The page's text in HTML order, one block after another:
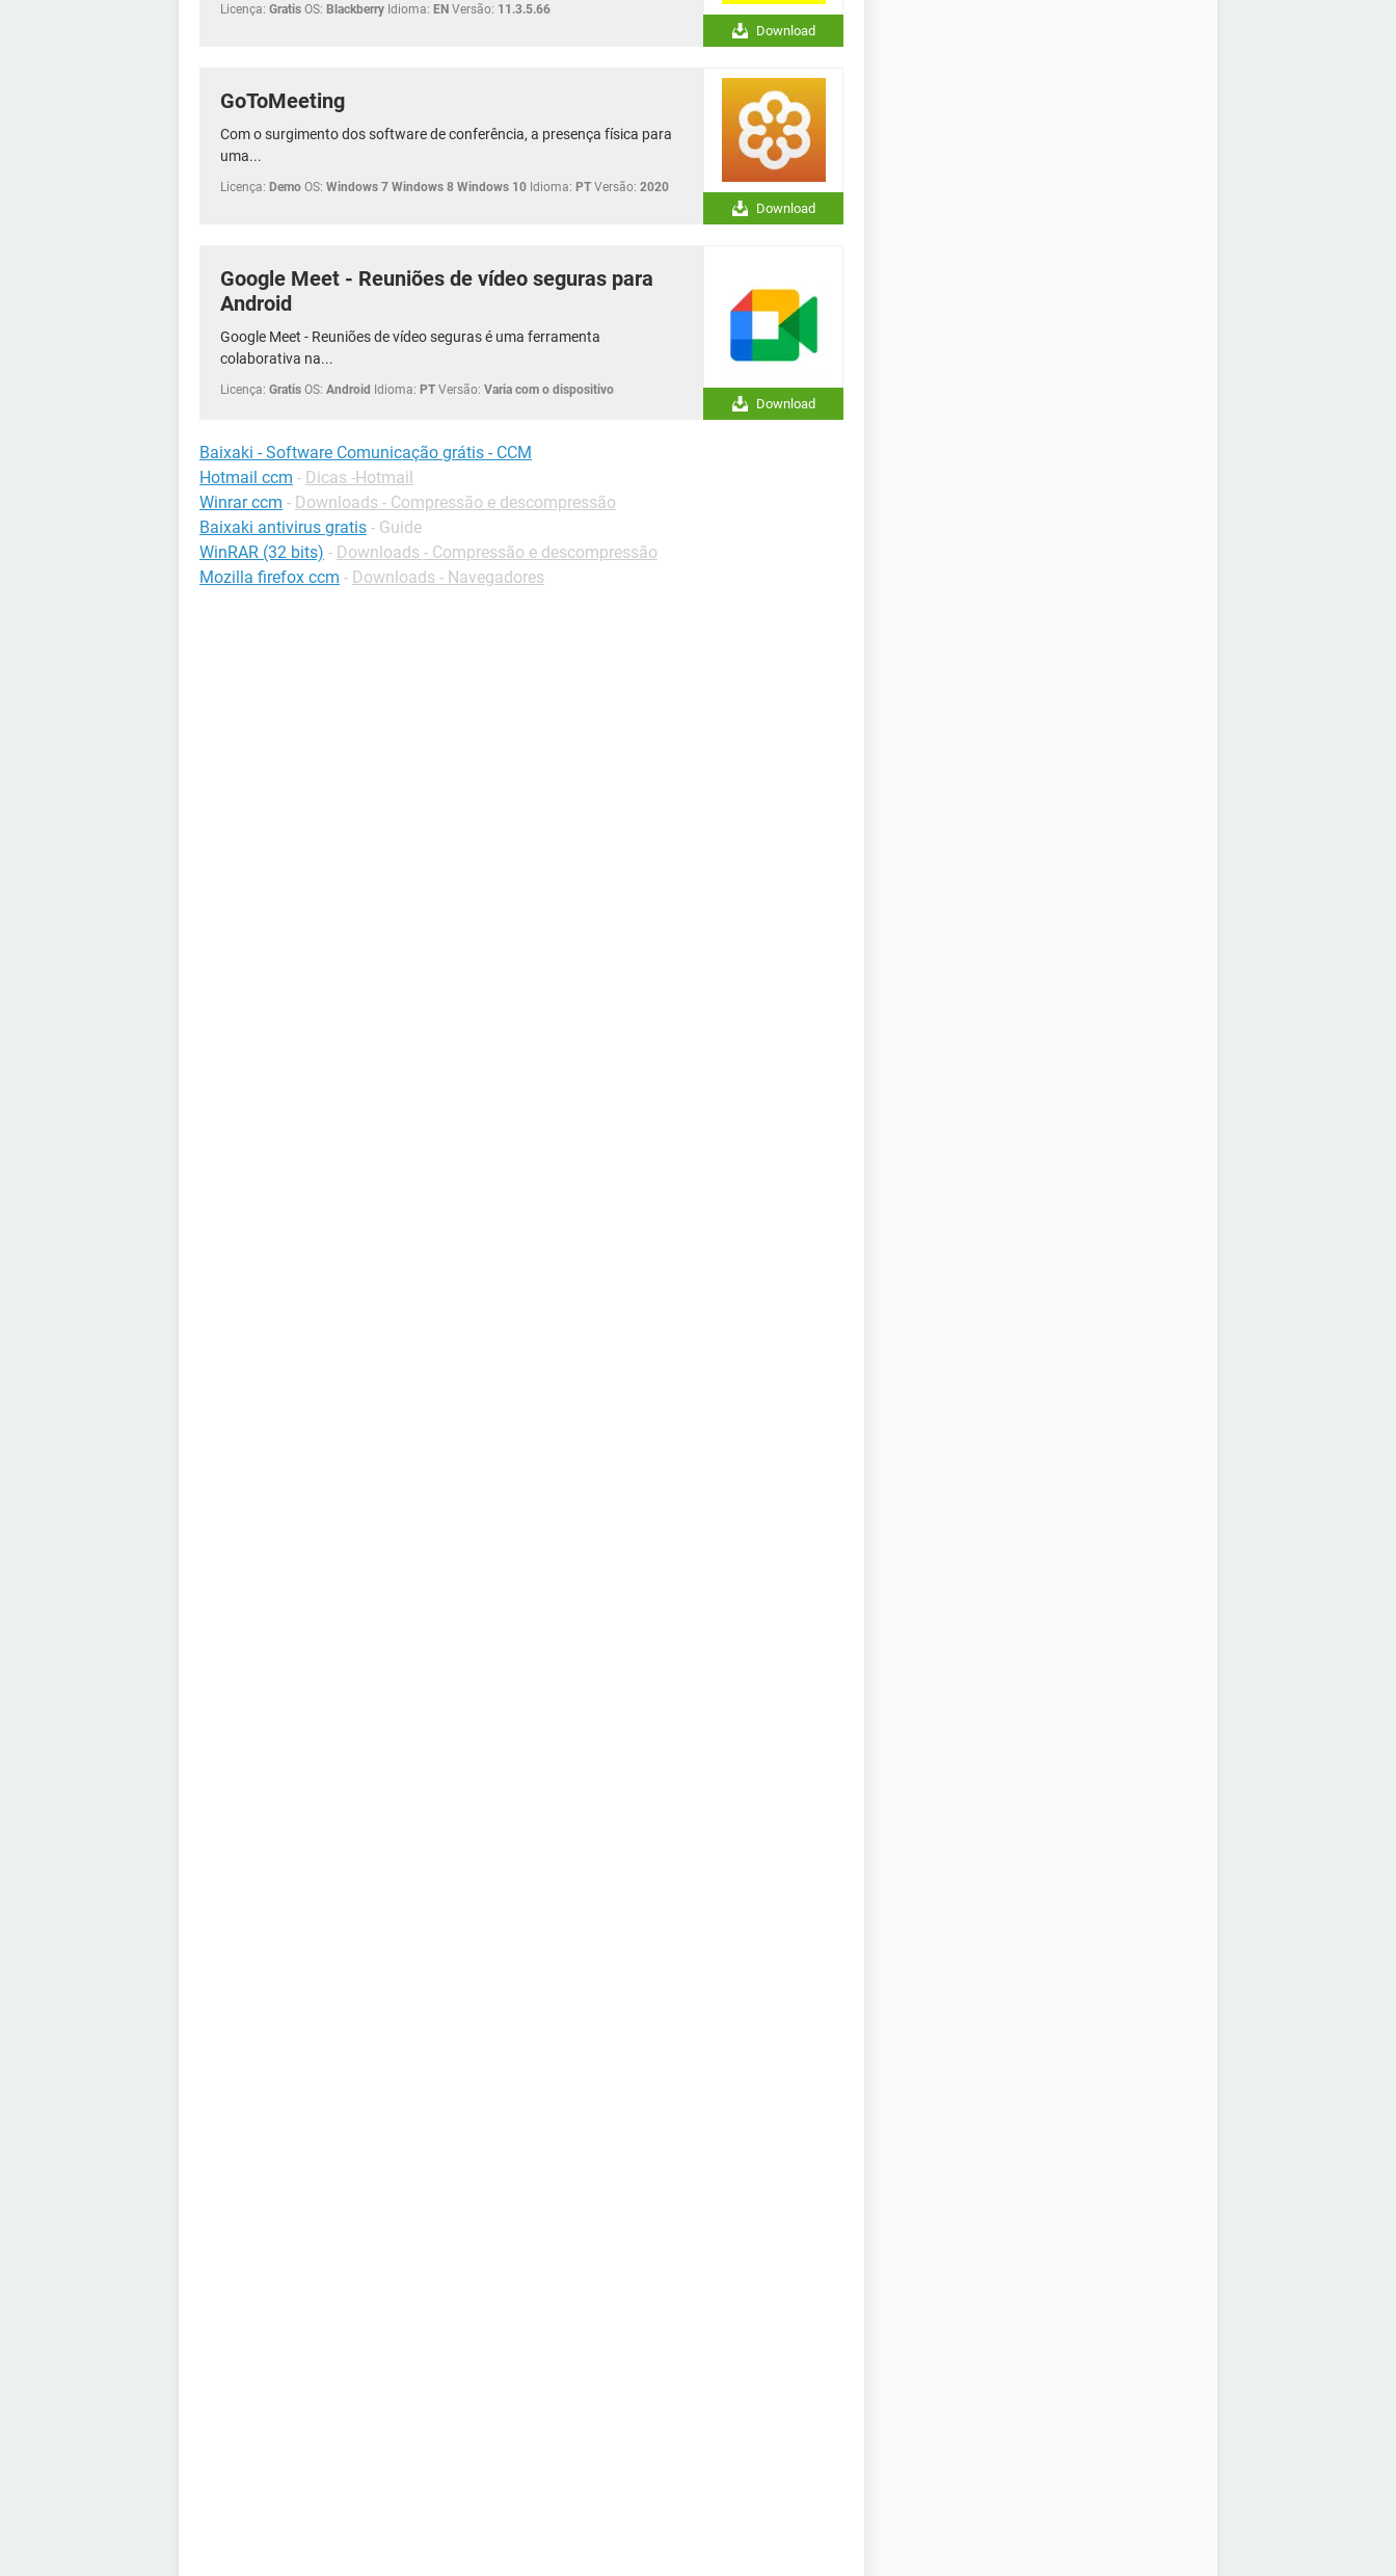
Licença: Gratis OS: Blackberry Idioma: EN Versão: 11.3.5.66
Download
GoToMeeting
Com o surgimento dos software de conferência, a presença física para
uma...
Licença: Demo OS: Windows 7 Windows 8 Windows 10 Idioma: PT Versão: 2020
Download
Google Meet - Reuniões de vídeo seguras para
Android
Google Meet - Reuniões de vídeo seguras é uma ferramenta
colaborativa na...
Licença: Gratis OS: Android Idioma: PT Versão: Varia com o dispositivo
Download
Baixaki - Software Comunicação grátis - CCM
Hotmail ccm - Dicas -Hotmail
Winrar ccm - Downloads - Compressão e descompressão
Baixaki antivirus gratis - Guide
WinRAR (32 bits) - Downloads - Compressão e descompressão
Mozilla firefox ccm - Downloads - Navegadores